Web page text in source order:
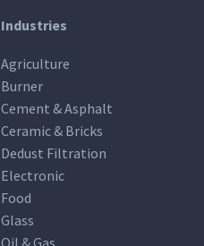
Industries
Agriculture
Burner
Cement & Asphalt
Ceramic & Bricks
Dedust Filtration
Electronic
Food
Glass
Oil & Gas